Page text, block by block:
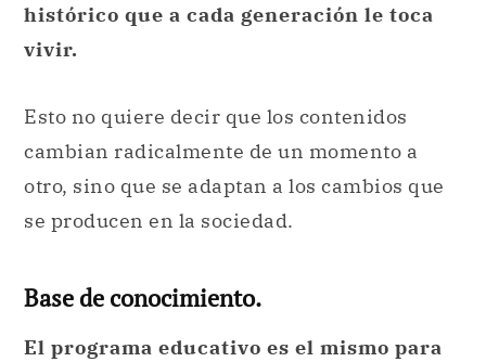
histórico que a cada generación le toca
vivir.
Esto no quiere decir que los contenidos
cambian radicalmente de un momento a
otro, sino que se adaptan a los cambios que
se producen en la sociedad.
Base de conocimiento.
El programa educativo es el mismo para